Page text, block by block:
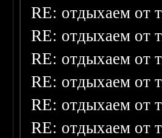
RE: отдыхаем от
RE: отдыхаем от
RE: отдыхаем от
RE: отдыхаем от
RE: отдыхаем от
RE: отдыхаем от